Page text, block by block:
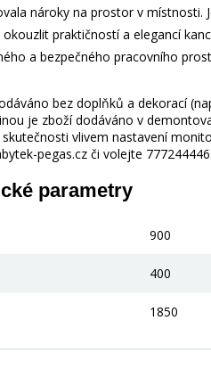
nároky na prostor v místnosti.
okouzlit praktičností a elegancí
a bezpečného pracovního
bez doplňků a dekorací
je zboží dodáváno v
vlivem nastavení
pegas.cz či volejte 777244446.
parametry
900
400
1850